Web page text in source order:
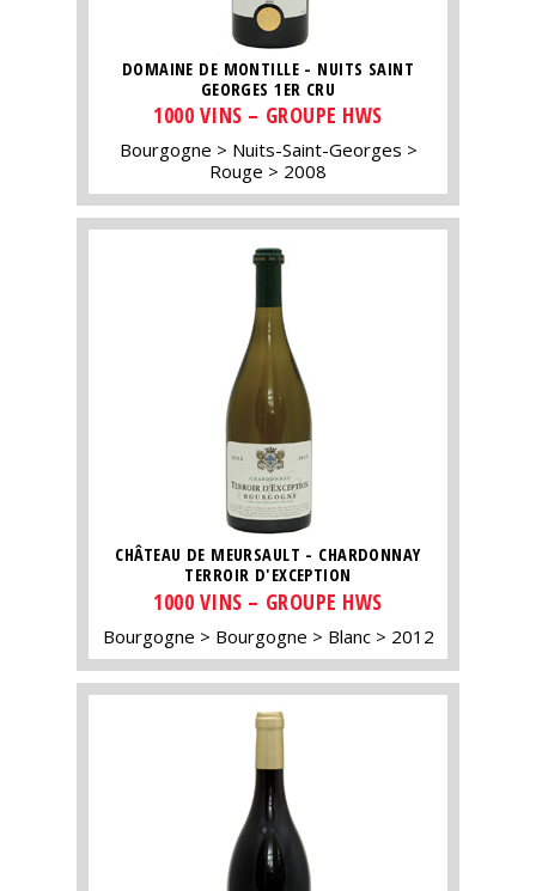
DOMAINE DE MONTILLE - NUITS SAINT
GEORGES 1ER CRU
1000 VINS – GROUPE HWS
Bourgogne
Nuits-Saint-Georges
Rouge
2008
CHÂTEAU DE MEURSAULT - CHARDONNAY
TERROIR D'EXCEPTION
1000 VINS – GROUPE HWS
Bourgogne Bourgogne Blanc 2012